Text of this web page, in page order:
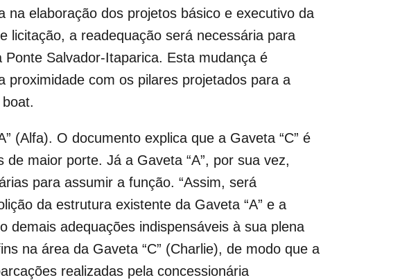
elaboração dos projetos básico e executivo da
licitação, a readequação será necessária para
Salvador-Itaparica. Esta mudança é
proximidade com os pilares projetados para a
(Alfa). O documento explica que a Gaveta “C” é
maior porte. Já a Gaveta “A”, por sua vez,
para assumir a função. “Assim, será
da estrutura existente da Gaveta “A” e a
demais adequações indispensáveis à sua plena
na área da Gaveta “C” (Charlie), de modo que a
realizadas pela concessionária